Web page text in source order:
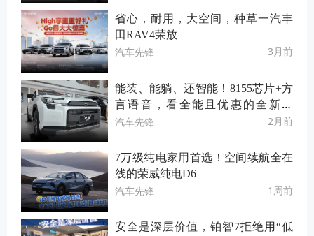
省心，耐用，大空间，种草一汽丰
田RAV4荣放
汽车先锋 3月前
能装、能躺、还智能！8155芯片+方
言语音，看全能且优惠的全新荣
放！
汽车先锋 2月前
7万级纯电家用首选！空间续航全在
线的荣威纯电D6
汽车先锋 1周前
安全是深层价值，铂智7拒绝用“低